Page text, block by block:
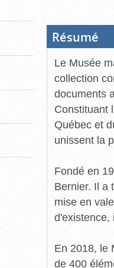
Résumé
Le Musée
collection
documents
Constituant
Québec et
unissent la
Fondé en
Bernier. Il a
mise en
d'existence,
En 2018, le
de 400